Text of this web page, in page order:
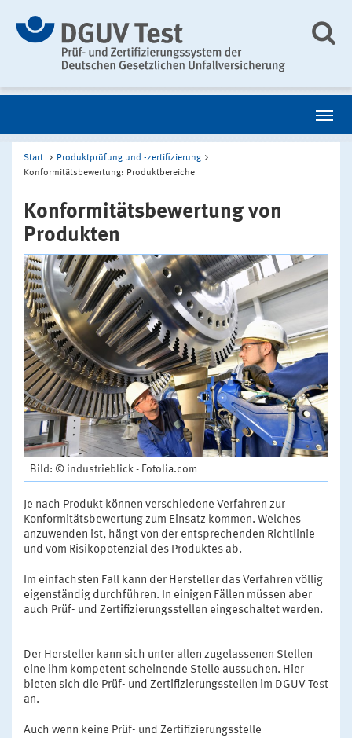
Start
Produktprüfung und -zertifizierung
Konformitätsbewertung: Produktbereiche
Konformitätsbewertung von
Produkten
Bild: © industrieblick - Fotolia.com
Je nach Produkt können verschiedene Verfahren zur
Konformitätsbewertung zum Einsatz kommen. Welches
anzuwenden ist, hängt von der entsprechenden Richtlinie
und vom Risikopotenzial des Produktes ab.
Im einfachsten Fall kann der Hersteller das Verfahren völlig
eigenständig durchführen. In einigen Fällen müssen aber
auch Prüf- und Zertifizierungsstellen eingeschaltet werden.
Der Hersteller kann sich unter allen zugelassenen Stellen
eine ihm kompetent scheinende Stelle aussuchen. Hier
bieten sich die Prüf- und Zertifizierungsstellen im DGUV Test
an.
Auch wenn keine Prüf- und Zertifizierungsstelle